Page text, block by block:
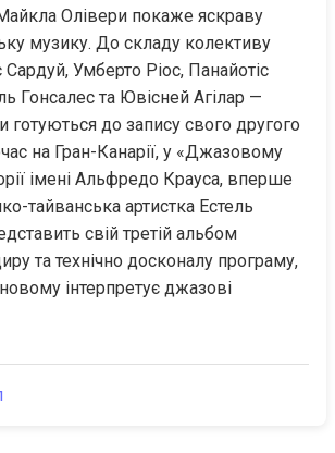
Олівери покаже яскраву
музику. До складу колективу
Умберто Ріос, Панайотіс
Гонсалес та Ювісней Агілар —
готуються до запису свого другого
на Гран-Канарії, у «Джазовому
імені Альфредо Крауса, вперше
тайванська артистка Естель
свій третій альбом
та технічно досконалу програму,
інтерпретує джазові